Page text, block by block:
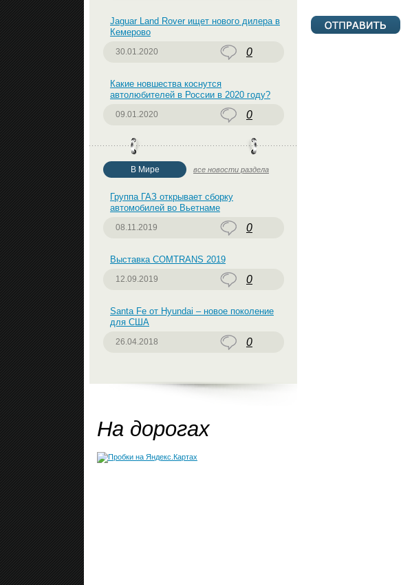
Jaguar Land Rover ищет нового дилера в
Кемерово
30.01.2020 0
Какие новшества коснутся
автолюбителей в России в 2020 году?
09.01.2020 0
В Мире все новости раздела
Группа ГАЗ открывает сборку
автомобилей во Вьетнаме
08.11.2019 0
Выставка COMTRANS 2019
12.09.2019 0
Santa Fe от Hyundai – новое поколение
для США
26.04.2018 0
На дорогах